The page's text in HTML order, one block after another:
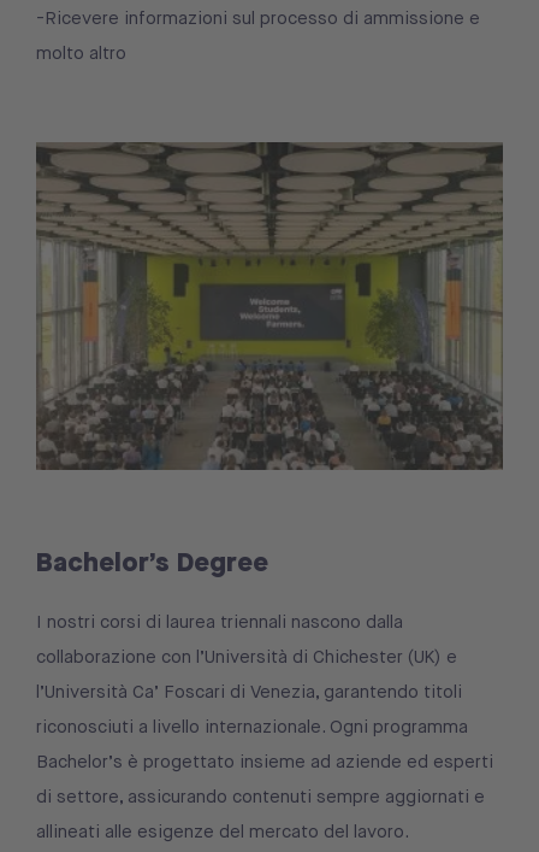
-Ricevere informazioni sul processo di ammissione e
molto altro
Bachelor’s Degree
I nostri corsi di laurea triennali nascono dalla
collaborazione con l’Università di Chichester (UK) e
l’Università Ca’ Foscari di Venezia, garantendo titoli
riconosciuti a livello internazionale. Ogni programma
Bachelor’s è progettato insieme ad aziende ed esperti
di settore, assicurando contenuti sempre aggiornati e
allineati alle esigenze del mercato del lavoro.